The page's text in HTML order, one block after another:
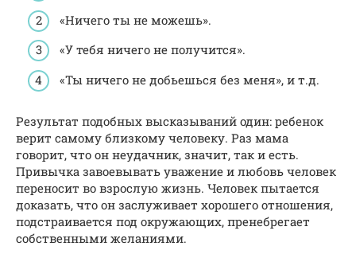
«Ничего ты не можешь».
«У тебя ничего не получится».
«Ты ничего не добьешься без меня», и т.д.
Результат подобных высказываний один: ребенок
верит самому близкому человеку. Раз мама
говорит, что он неудачник, значит, так и есть.
Привычка завоевывать уважение и любовь человек
переносит во взрослую жизнь. Человек пытается
доказать, что он заслуживает хорошего отношения,
подстраивается под окружающих, пренебрегает
собственными желаниями.